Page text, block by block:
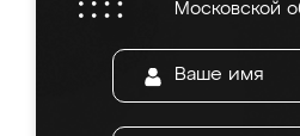
Московской